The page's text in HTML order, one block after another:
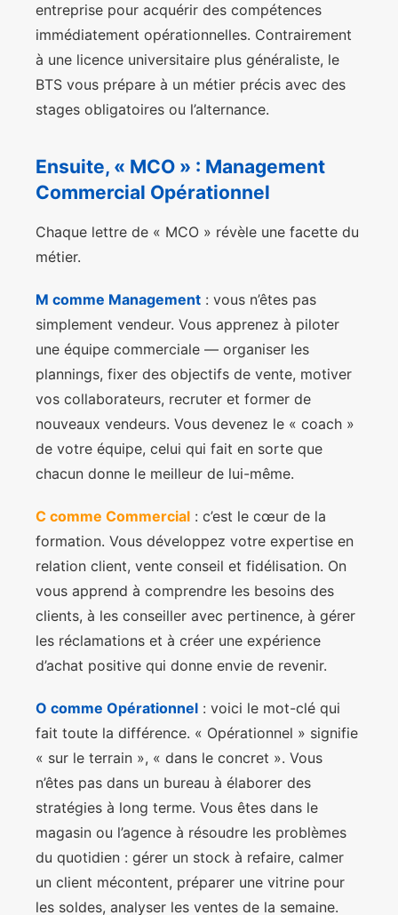
entreprise pour acquérir des compétences
immédiatement opérationnelles. Contrairement
à une licence universitaire plus généraliste, le
BTS vous prépare à un métier précis avec des
stages obligatoires ou l’alternance.
Ensuite, « MCO » : Management
Commercial Opérationnel
Chaque lettre de « MCO » révèle une facette du
métier.
M comme Management : vous n’êtes pas
simplement vendeur. Vous apprenez à piloter
une équipe commerciale — organiser les
plannings, fixer des objectifs de vente, motiver
vos collaborateurs, recruter et former de
nouveaux vendeurs. Vous devenez le « coach »
de votre équipe, celui qui fait en sorte que
chacun donne le meilleur de lui-même.
C comme Commercial : c’est le cœur de la
formation. Vous développez votre expertise en
relation client, vente conseil et fidélisation. On
vous apprend à comprendre les besoins des
clients, à les conseiller avec pertinence, à gérer
les réclamations et à créer une expérience
d’achat positive qui donne envie de revenir.
O comme Opérationnel : voici le mot-clé qui
fait toute la différence. « Opérationnel » signifie
« sur le terrain », « dans le concret ». Vous
n’êtes pas dans un bureau à élaborer des
stratégies à long terme. Vous êtes dans le
magasin ou l’agence à résoudre les problèmes
du quotidien : gérer un stock à refaire, calmer
un client mécontent, préparer une vitrine pour
les soldes, analyser les ventes de la semaine.